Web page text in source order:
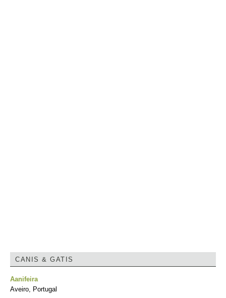
CANIS & GATIS
Aanifeira
Aveiro, Portugal